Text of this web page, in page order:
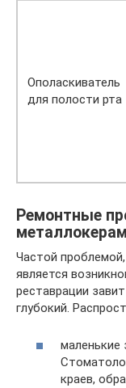
Ополаскиватель
для полости рта
Ремонтные
Частой
является
реставрации
глубокий.
маленькие
краев,